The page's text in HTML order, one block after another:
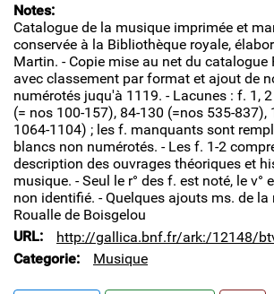
Notes
Catalogue de la musique imprimée et
conservée à la Bibliothèque royale,
Martin. - Copie mise au net du catalogue
avec classement par format et ajout de
numérotés juqu'à 1119. - Lacunes : f. 1,
(= nos 100-157), 84-130 (=nos 535-837),
1064-1104) ; les f. manquants sont
blancs non numérotés. - Les f. 1-2
description des ouvrages théoriques et
musique. - Seul le r° des f. est noté, le v°
non identifié. - Quelques ajouts ms. de la
Roualle de Boisgelou
URL
http://gallica.bnf.fr/ark:/12148/
Categorie
Musique